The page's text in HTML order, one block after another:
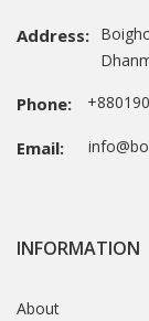
Address:
Phone:
Email:
INFORMATION
About